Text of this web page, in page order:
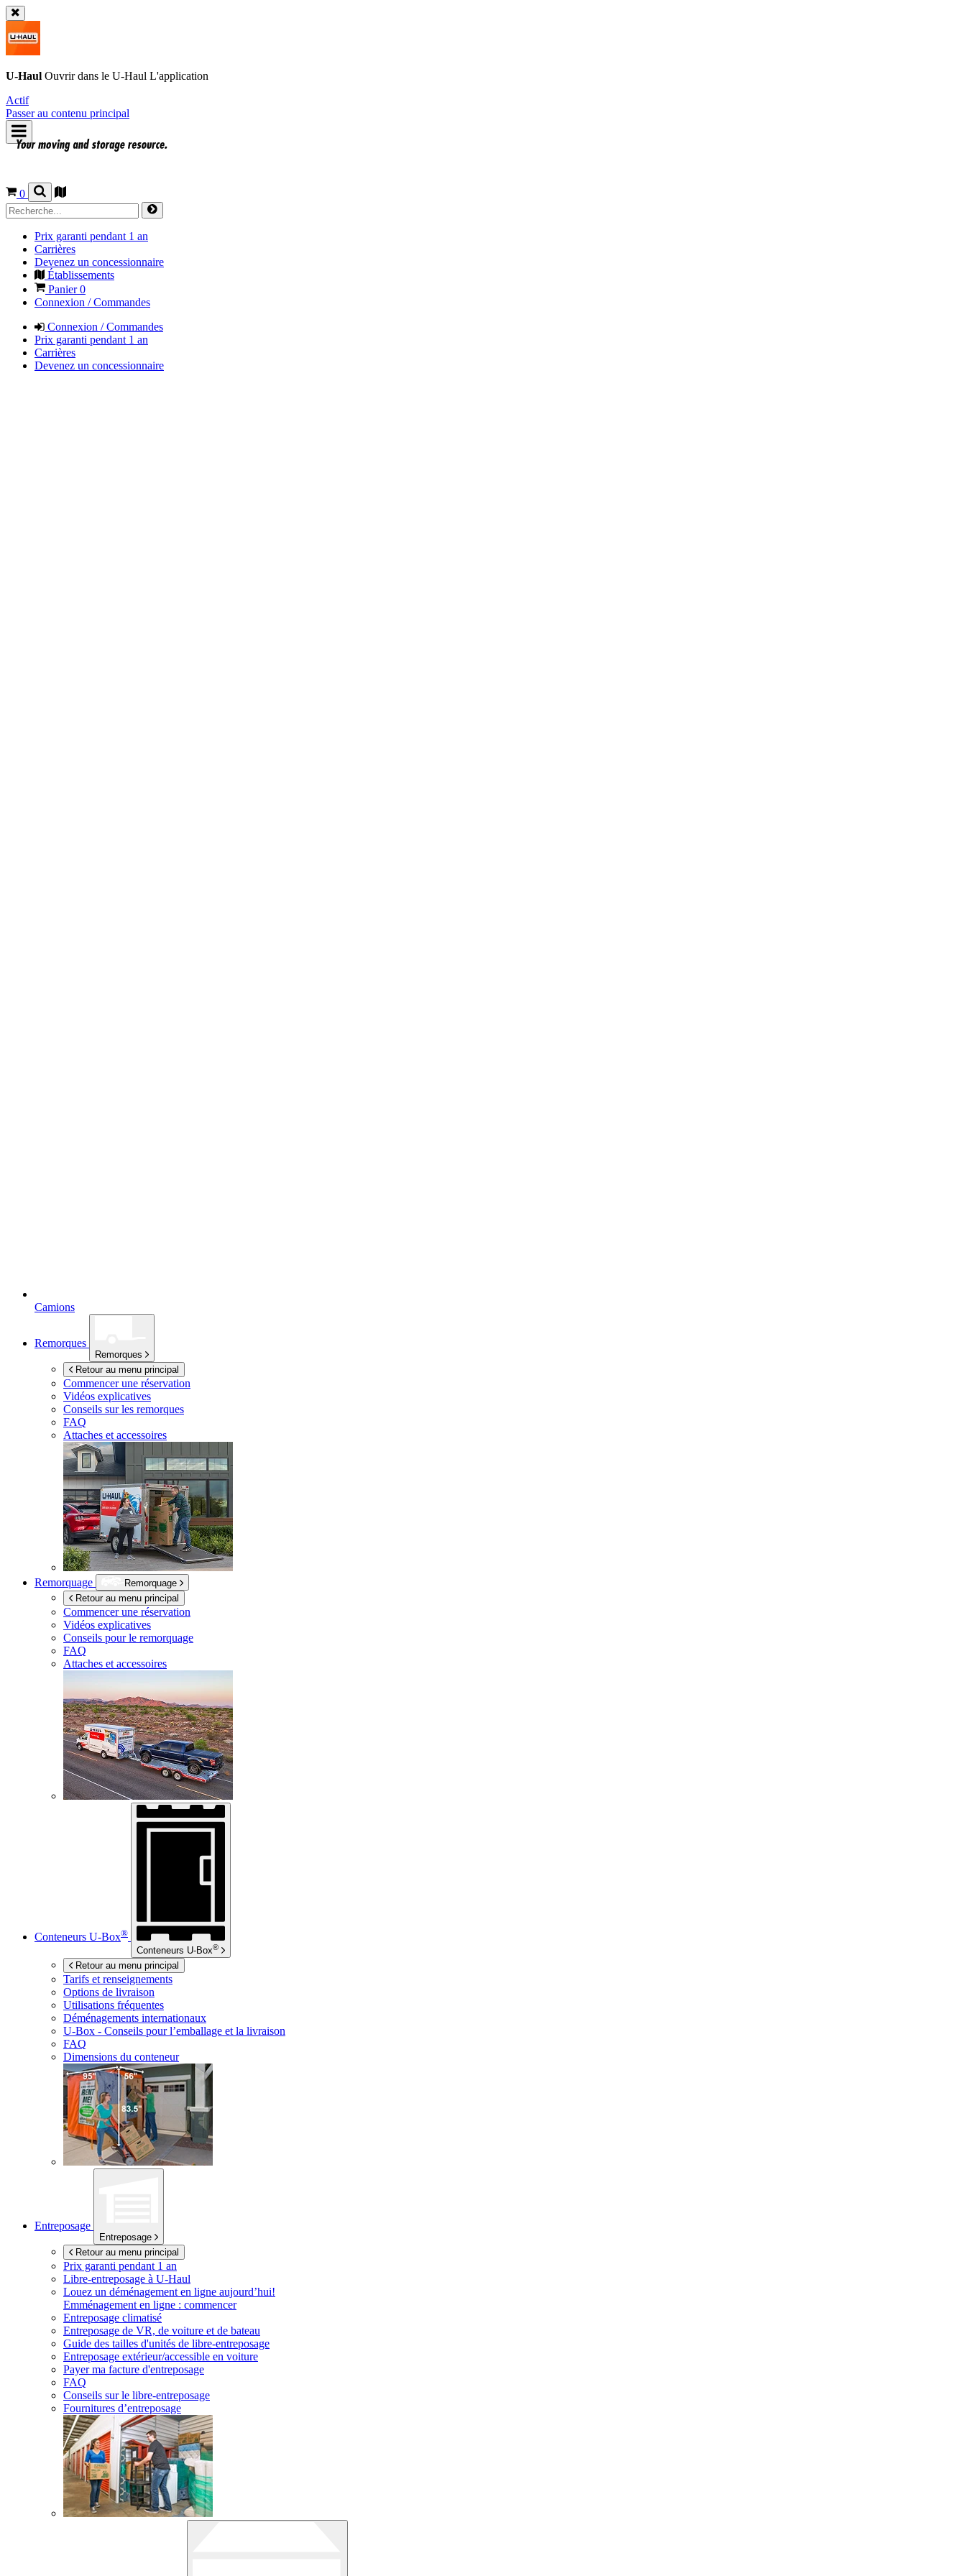
U-Haul Ouvrir dans le U-Haul L'application
Actif
Passer au contenu principal
0
Prix garanti pendant 1 an
Carrières
Devenez un concessionnaire
Établissements
Panier0
Connexion / Commandes
Connexion / Commandes
Prix garanti pendant 1 an
Carrières
Devenez un concessionnaire
Camions
Remorques
Remorques
Retour au menu principal
Commencer une réservation
Vidéos explicatives
Conseils sur les remorques
FAQ
Attaches et accessoires
Remorquage
Remorquage
Retour au menu principal
Commencer une réservation
Vidéos explicatives
Conseils pour le remorquage
FAQ
Attaches et accessoires
Conteneurs U-Box®
Conteneurs U-Box®
Retour au menu principal
Tarifs et renseignements
Options de livraison
Utilisations fréquentes
Déménagements internationaux
U-Box - Conseils pour l’emballage et la livraison
FAQ
Dimensions du conteneur
Entreposage
Entreposage
Retour au menu principal
Prix garanti pendant 1 an
Libre-entreposage à U-Haul
Louez un déménagement en ligne aujourd’hui!
Emménagement en ligne : commencer
Entreposage climatisé
Entreposage de VR, de voiture et de bateau
Guide des tailles d'unités de libre-entreposage
Entreposage extérieur/accessible en voiture
Payer ma facture d'entreposage
FAQ
Conseils sur le libre-entreposage
Fournitures d’entreposage